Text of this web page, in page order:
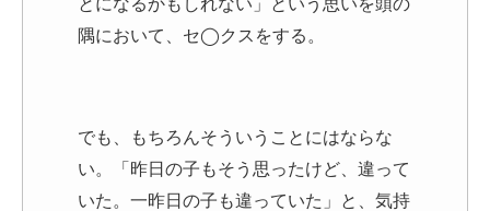
隅において、セ◯クスをする。
でも、もちろんそういうことにはならな
い。「昨日の子もそう思ったけど、違って
いた。一昨日の子も違っていた」と、気持